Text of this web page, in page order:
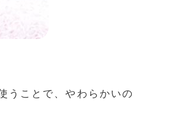
うことで、やわらかいの